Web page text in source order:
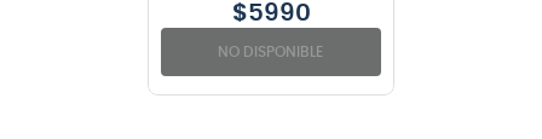
$5990
NO DISPONIBLE